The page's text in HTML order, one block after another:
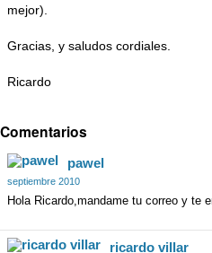
mejor).
Gracias, y saludos cordiales.
Ricardo
Comentarios
pawel
septiembre 2010
Hola Ricardo,mandame tu correo y te
ricardo villar